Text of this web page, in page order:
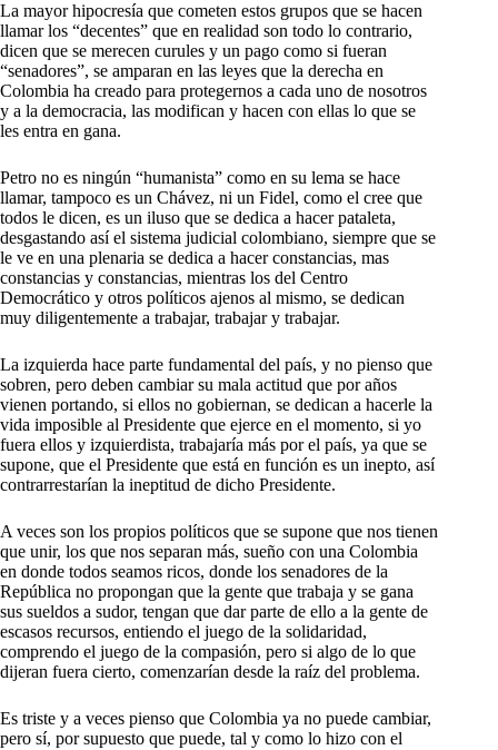
La mayor hipocresía que cometen estos grupos que se hacen
llamar los “decentes” que en realidad son todo lo contrario,
dicen que se merecen curules y un pago como si fueran
“senadores”, se amparan en las leyes que la derecha en
Colombia ha creado para protegernos a cada uno de nosotros
y a la democracia, las modifican y hacen con ellas lo que se
les entra en gana.
Petro no es ningún “humanista” como en su lema se hace
llamar, tampoco es un Chávez, ni un Fidel, como el cree que
todos le dicen, es un iluso que se dedica a hacer pataleta,
desgastando así el sistema judicial colombiano, siempre que se
le ve en una plenaria se dedica a hacer constancias, mas
constancias y constancias, mientras los del Centro
Democrático y otros políticos ajenos al mismo, se dedican
muy diligentemente a trabajar, trabajar y trabajar.
La izquierda hace parte fundamental del país, y no pienso que
sobren, pero deben cambiar su mala actitud que por años
vienen portando, si ellos no gobiernan, se dedican a hacerle la
vida imposible al Presidente que ejerce en el momento, si yo
fuera ellos y izquierdista, trabajaría más por el país, ya que se
supone, que el Presidente que está en función es un inepto, así
contrarrestarían la ineptitud de dicho Presidente.
A veces son los propios políticos que se supone que nos tienen
que unir, los que nos separan más, sueño con una Colombia
en donde todos seamos ricos, donde los senadores de la
República no propongan que la gente que trabaja y se gana
sus sueldos a sudor, tengan que dar parte de ello a la gente de
escasos recursos, entiendo el juego de la solidaridad,
comprendo el juego de la compasión, pero si algo de lo que
dijeran fuera cierto, comenzarían desde la raíz del problema.
Es triste y a veces pienso que Colombia ya no puede cambiar,
pero sí, por supuesto que puede, tal y como lo hizo con el